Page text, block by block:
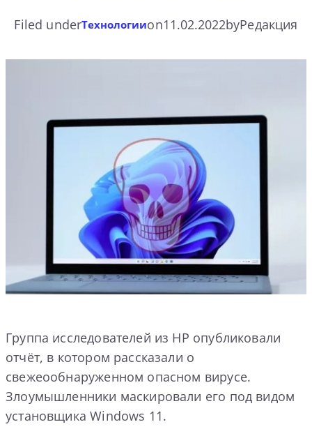
Filed underТехнологииon11.02.2022byРедакция
Группа исследователей из HP опубликовали
отчёт, в котором рассказали о
свежеообнаруженном опасном вирусе.
Злоумышленники маскировали его под видом
установщика Windows 11.